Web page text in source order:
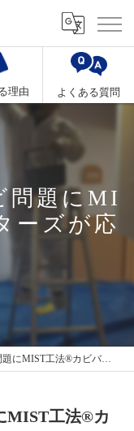
理由 よくある質問
問題にMI
ーズが応
工法®カビバスターズが応える
MIST工法®カ